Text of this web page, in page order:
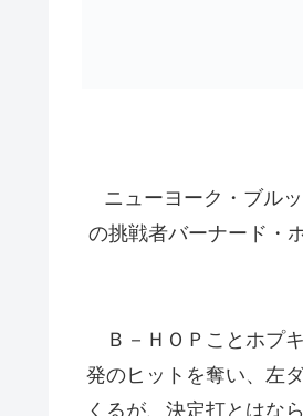
ニューヨーク・ブル
の挑戦者バーナード・
Ｂ－ＨＯＰことホプ
発のヒットを奪い、左
くるが、決定打とはな